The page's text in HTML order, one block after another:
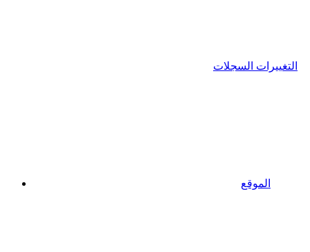
التغييرات السجلات
الموقع